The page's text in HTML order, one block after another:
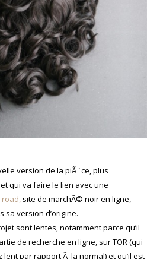
version de la piÃ¨ce, plus
qui va faire le lien avec une
road, site de marchÃ© noir en ligne,
version d’origine.
sont lentes, notamment parce qu’il
de recherche en ligne, sur TOR (qui
par rapport Ã la normal) et qu’il est